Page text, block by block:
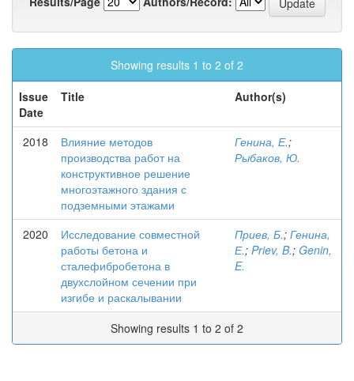
Showing results 1 to 2 of 2
Issue
Date
Title Author(s)
2018
Влияние методов
производства работ на
конструктивное решение
многоэтажного здания с
подземными этажами
Генина, Е.;
Рыбаков, Ю.
2020
Исследование совместной
работы бетона и
сталефибробетона в
двухслойном сечении при
изгибе и раскалывании
Приев, Б.; Генина,
Е.; Priev, B.; Genin,
E.
Showing results 1 to 2 of 2